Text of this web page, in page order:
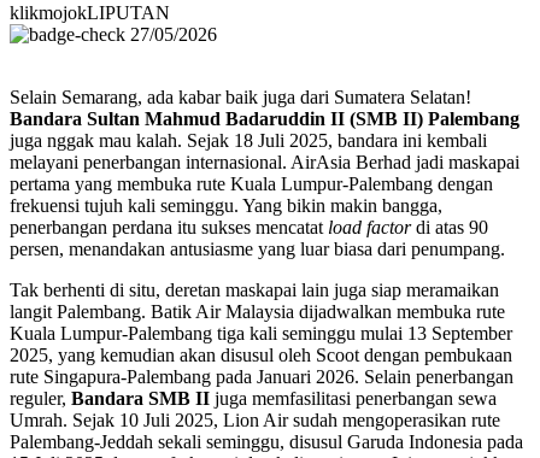
klikmojokLIPUTAN
27/05/2026
Selain Semarang, ada kabar baik juga dari Sumatera Selatan!
Bandara Sultan Mahmud Badaruddin II (SMB II) Palembang
juga nggak mau kalah. Sejak 18 Juli 2025, bandara ini kembali
melayani penerbangan internasional. AirAsia Berhad jadi maskapai
pertama yang membuka rute Kuala Lumpur-Palembang dengan
frekuensi tujuh kali seminggu. Yang bikin makin bangga,
penerbangan perdana itu sukses mencatat load factordi atas 90
persen, menandakan antusiasme yang luar biasa dari penumpang.
Tak berhenti di situ, deretan maskapai lain juga siap meramaikan
langit Palembang. Batik Air Malaysia dijadwalkan membuka rute
Kuala Lumpur-Palembang tiga kali seminggu mulai 13 September
2025, yang kemudian akan disusul oleh Scoot dengan pembukaan
rute Singapura-Palembang pada Januari 2026. Selain penerbangan
reguler, Bandara SMB II juga memfasilitasi penerbangan sewa
Umrah. Sejak 10 Juli 2025, Lion Air sudah mengoperasikan rute
Palembang-Jeddah sekali seminggu, disusul Garuda Indonesia pada